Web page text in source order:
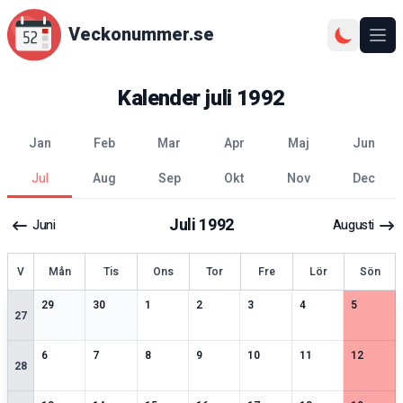
Veckonummer.se
Kalenderjuli 1992
jan feb mar apr maj
jun
jul
aug sep okt nov dec
Juni Juli1992 Augusti
Vecka Mån Tis Ons Tor Fre Lör Sön
27
29
2speciella datum
30
2speciella datum
12 speciella datum
2
2speciella datum
3
1speciella datum
4
2speciella datum
5
2
28
6
2speciella datum
7
1speciella datum
8
1speciella datum
9
2speciella datum
10
2speciella datum
11
2speciella datum
12
2